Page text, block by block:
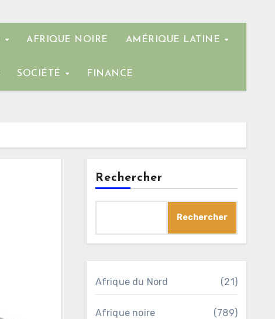
AFRIQUE NOIRE AMÉRIQUE LATINE
SOCIÉTÉ FINANCE
Rechercher
Rechercher
Afrique du Nord (21)
Afrique noire (789)